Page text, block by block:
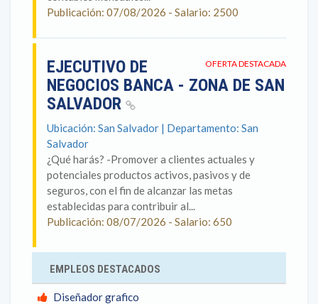
Publicación: 07/08/2026 - Salario: 2500
OFERTA DESTACADA
EJECUTIVO DE
NEGOCIOS BANCA - ZONA DE SAN
SALVADOR
Ubicación: San Salvador | Departamento: San
Salvador
¿Qué harás? -Promover a clientes actuales y
potenciales productos activos, pasivos y de
seguros, con el fin de alcanzar las metas
establecidas para contribuir al...
Publicación: 08/07/2026 - Salario: 650
EMPLEOS DESTACADOS
Diseñador grafico